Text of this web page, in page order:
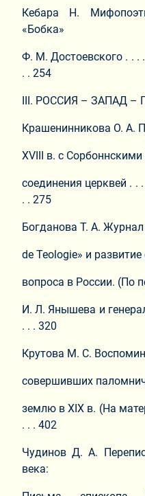
Кебара Н.
«Бобка»
Ф. М. Достоевского . . . .
. . 254
III. РОССИЯ – ЗАПАД
Крашенинникова О. А.
XVIII в. с
соединения церквей . . .
. . 275
Богданова Т. А.
de Teologie» и
вопроса в России. (По
И. Л. Янышева и
. . . 320
Крутова М. С.
совершивших
землю в XIX в. (На
. . . 402
Чудинов Д. А.
века: